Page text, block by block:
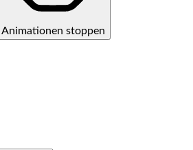
Animationen stoppen